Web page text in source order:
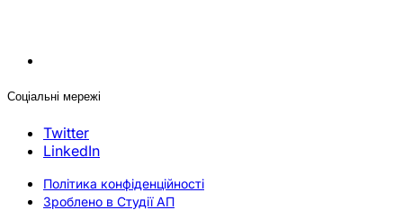
Соціальні мережі
Twitter
LinkedIn
Політика конфіденційності
Зроблено в Студії АП